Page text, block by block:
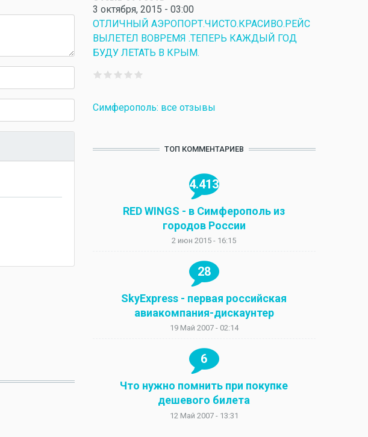
3 октября, 2015 - 03:00
ОТЛИЧНЫЙ АЭРОПОРТ.ЧИСТО.КРАСИВО.РЕЙС
ВЫЛЕТЕЛ ВОВРЕМЯ .ТЕПЕРЬ КАЖДЫЙ ГОД
БУДУ ЛЕТАТЬ В КРЫМ.
Симферополь: все отзывы
ТОП КОММЕНТАРИЕВ
4.413
RED WINGS - в Симферополь из
городов России
2 июн 2015 - 16:15
28
SkyExpress - первая российская
авиакомпания-дискаунтер
19 Май 2007 - 02:14
6
Что нужно помнить при покупке
дешевого билета
12 Май 2007 - 13:31